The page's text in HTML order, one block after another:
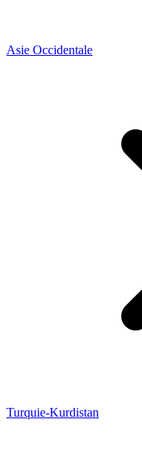
Asie Occidentale
Turquie-Kurdistan